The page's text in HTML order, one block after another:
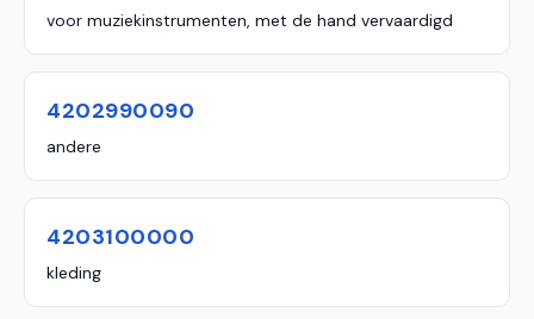
voor muziekinstrumenten, met de hand vervaardigd
4202990090
andere
4203100000
kleding